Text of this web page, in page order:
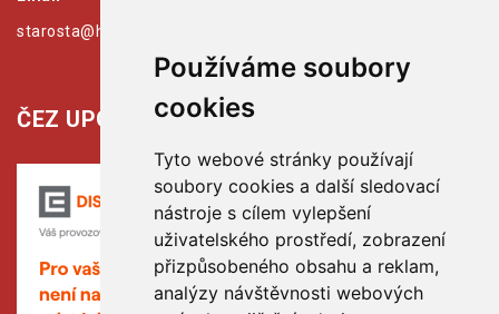
Používáme soubory
cookies
Tyto webové stránky používají
soubory cookies a další sledovací
nástroje s cílem vylepšení
uživatelského prostředí, zobrazení
přizpůsobeného obsahu a reklam,
analýzy návštěvnosti webových
starosta@hribiny-ledska.cz
ČEZ UPOZORŇUJE: